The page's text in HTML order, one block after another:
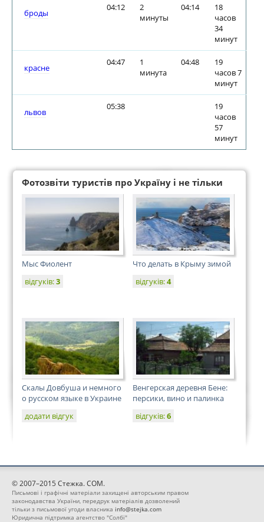
броды
04:12
2
минуты
04:14
18
часов
34
минут
красне
04:47
1
минута
04:48
19
часов 7
минут
львов
05:38
19
часов
57
минут
Фотозвіти туристів про Україну і не тільки
Мыс Фиолент
відгуків:3
Что делать в Крыму зимой
відгуків:4
Скалы Довбуша и немного
о русском языке в Украине
додати відгук
Венгерская деревня Бене:
персики, вино и палинка
відгуків:6
© 2007–2015 Стежка. COM.
Письмові і графічні матеріали захищені авторським правом
законодавства України, передрук матеріалів дозволений
тільки з письмової угоди власника info@stejka.com
Юридична підтримка агентство "Солбі"